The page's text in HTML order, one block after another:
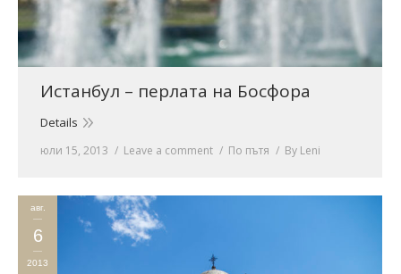
Истанбул – перлата на Босфора
Details
юли 15, 2013 Leave a comment По пътя By Leni
авг.
6
2013